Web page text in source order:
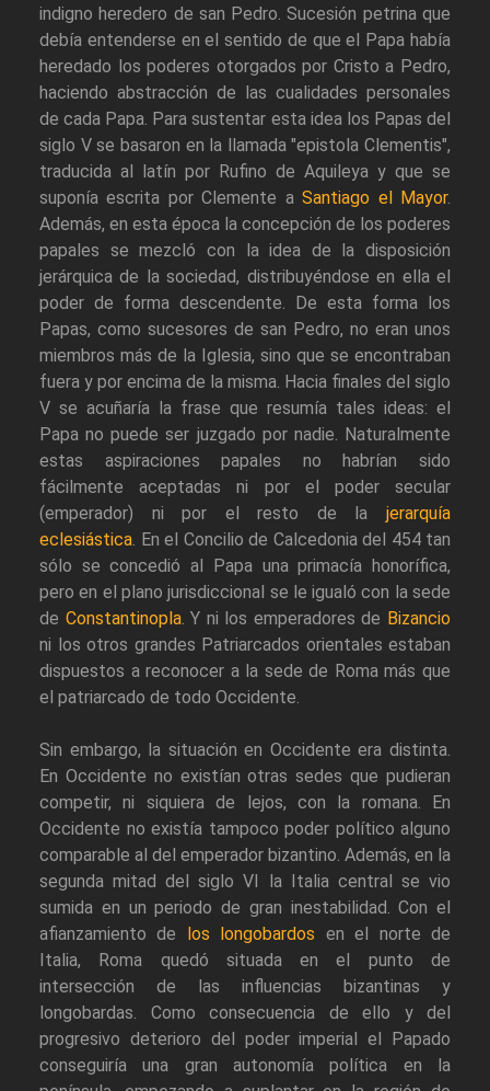
indigno heredero de san Pedro. Sucesión petrina que
debía entenderse en el sentido de que el Papa había
heredado los poderes otorgados por Cristo a Pedro,
haciendo abstracción de las cualidades personales
de cada Papa. Para sustentar esta idea los Papas del
siglo V se basaron en la llamada "epistola Clementis",
traducida al latín por Rufino de Aquileya y que se
suponía escrita por Clemente aSantiago el Mayor.
Además, en esta época la concepción de los poderes
papales se mezcló con la idea de la disposición
jerárquica de la sociedad, distribuyéndose en ella el
poder de forma descendente. De esta forma los
Papas, como sucesores de san Pedro, no eran unos
miembros más de la Iglesia, sino que se encontraban
fuera y por encima de la misma. Hacia finales del siglo
V se acuñaría la frase que resumía tales ideas: el
Papa no puede ser juzgado por nadie. Naturalmente
estas aspiraciones papales no habrían sido
fácilmente aceptadas ni por el poder secular
(emperador) ni por el resto de la jerarquía
eclesiástica. En el Concilio de Calcedonia del 454 tan
sólo se concedió al Papa una primacía honorífica,
pero en el plano jurisdiccional se le igualó con la sede
de Constantinopla. Y ni los emperadores de Bizancio
ni los otros grandes Patriarcados orientales estaban
dispuestos a reconocer a la sede de Roma más que
el patriarcado de todo Occidente.
Sin embargo, la situación en Occidente era distinta.
En Occidente no existían otras sedes que pudieran
competir, ni siquiera de lejos, con la romana. En
Occidente no existía tampoco poder político alguno
comparable al del emperador bizantino. Además, en la
segunda mitad del siglo VI la Italia central se vio
sumida en un periodo de gran inestabilidad. Con el
afianzamiento de
los longobardos en el norte de
Italia, Roma quedó situada en el punto de
intersección de las influencias bizantinas y
longobardas. Como consecuencia de ello y del
progresivo deterioro del poder imperial el Papado
conseguiría una gran autonomía política en la